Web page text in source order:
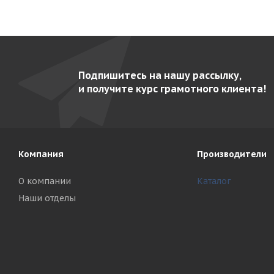
Подпишитесь на нашу рассылку,
и получите курс грамотного клиента!
Компания
О компании
Наши отделы
Производители
Каталог